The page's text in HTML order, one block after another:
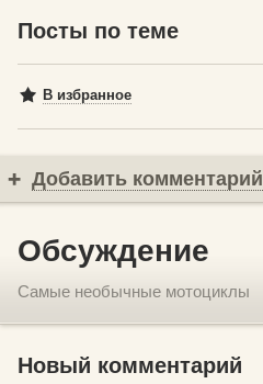
Посты по теме
В избранное
Добавить комментарий
Обсуждение
Самые необычные мотоциклы
Новый комментарий